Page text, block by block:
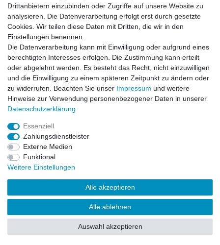
Zahlung und Versand
Impressum Daten­schutz­erklärung AGB
Barrierefreiheitserklärung Widerrufs­recht
Vertrag widerrufen
© Copyright 2026 | Alle Rechte vorbehalten.
Drittanbietern einzubinden oder Zugriffe auf unsere Website zu
analysieren. Die Datenverarbeitung erfolgt erst durch gesetzte
Cookies. Wir teilen diese Daten mit Dritten, die wir in den
Einstellungen benennen.
Die Datenverarbeitung kann mit Einwilligung oder aufgrund eines
berechtigten Interesses erfolgen. Die Zustimmung kann erteilt
oder abgelehnt werden. Es besteht das Recht, nicht einzuwilligen
und die Einwilligung zu einem späteren Zeitpunkt zu ändern oder
zu widerrufen. Beachten Sie unser Impressum und weitere
Hinweise zur Verwendung personenbezogener Daten in unserer
Daten­schutz­erklärung
Essenziell
Zahlungsdienstleister
Externe Medien
Funktional
Weitere Einstellungen
Alle akzeptieren
Alle ablehnen
Auswahl akzeptieren